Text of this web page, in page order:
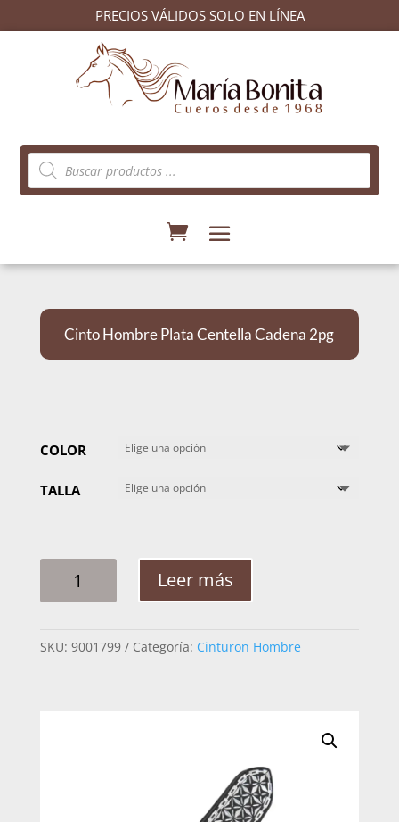
PRECIOS VÁLIDOS SOLO EN LÍNEA
Búsqueda
de
productos
Cinto Hombre Plata Centella Cadena 2pg
COLOR
TALLA
HOMBRE
CADENA
Leer más
SKU: 9001799 Categoría: Cinturon Hombre